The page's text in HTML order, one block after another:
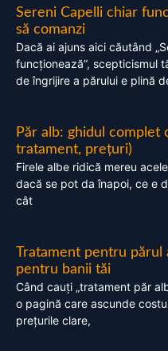
Sereni Capelli chiar
să comanzi
Dacă ai ajuns aici căutând
funcționează”, scepticismul
de îngrijire a părului e plină
Păr alb: ghidul complet
tratament, prețuri)
Firele albe ridică mereu
dacă se pot da înapoi, ce e
cât
Tratament pentru părul
pentru banii tăi
Când cauți „tratament păr
o pagină care ascunde
prețurile clare,